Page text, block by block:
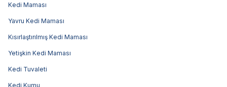
Kedi Maması
Yavru Kedi Maması
Kısırlaştırılmış Kedi Maması
Yetişkin Kedi Maması
Kedi Tuvaleti
Kedi Kumu